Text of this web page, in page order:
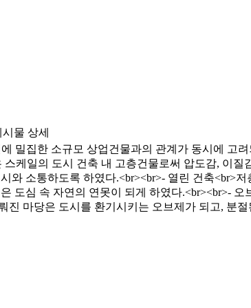
시물 상세
밀집한 소규모 상업건물과의 관계가 동시에 고
케일의 도시 건축 내 고층건물로써 압도감, 이
소통하도록 하였다.<br><br>- 열린 건축<br>
도심 속 자연의 연못이 되게 하였다.<br><br>-
마당은 도시를 환기시키는 오브제가 되고, 분